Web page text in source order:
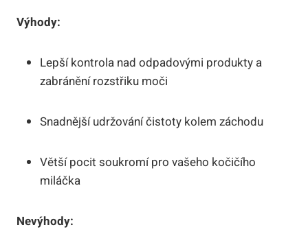
Výhody:
Lepší kontrola nad odpadovými produkty a
zabránění rozstřiku moči
Snadnější udržování čistoty kolem záchodu
Větší pocit soukromí pro vašeho kočičího
miláčka
Nevýhody: